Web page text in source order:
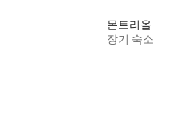
몬트리올
장기 숙소